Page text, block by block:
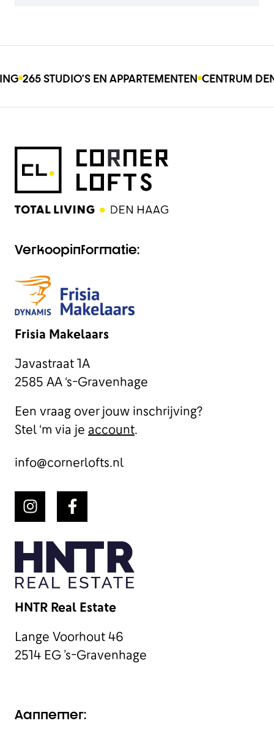
265 STUDIO’S EN APPARTEMENTEN CENTRUM
Verkoopinformatie:
Frisia Makelaars
Javastraat 1A
2585 AA ‘s-Gravenhage
Een vraag over jouw inschrijving?
Stel ‘m via je account.
info@cornerlofts.nl
HNTR Real Estate
Lange Voorhout 46
2514 EG ’s-Gravenhage
Aannemer: